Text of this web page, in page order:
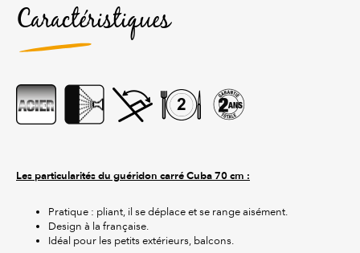
Caractéristiques
Les particularités du guéridon carré Cuba 70 cm :
Pratique : pliant, il se déplace et se range aisément.
Design à la française.
Idéal pour les petits extérieurs, balcons.